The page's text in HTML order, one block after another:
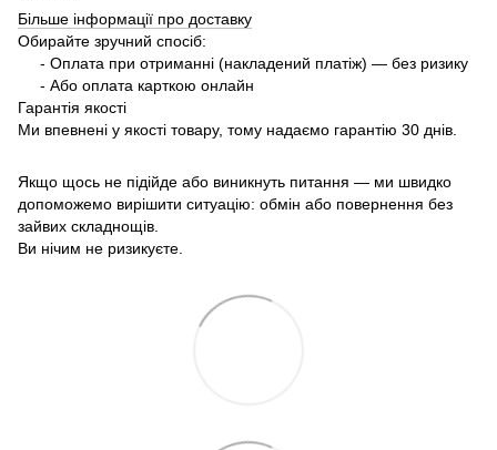
Більше інформації про доставку
Обирайте зручний спосіб:
- Оплата при отриманні (накладений платіж) — без ризику
- Або оплата карткою онлайн
Гарантія якості
Ми впевнені у якості товару, тому надаємо гарантію 30 днів.
Якщо щось не підійде або виникнуть питання — ми швидко
допоможемо вирішити ситуацію: обмін або повернення без
зайвих складнощів.
Ви нічим не ризикуєте.